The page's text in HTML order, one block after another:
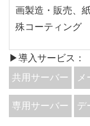
画製造・販売、
殊コーティング
▶導入サービス：
共用サーバー
専用サーバー デ